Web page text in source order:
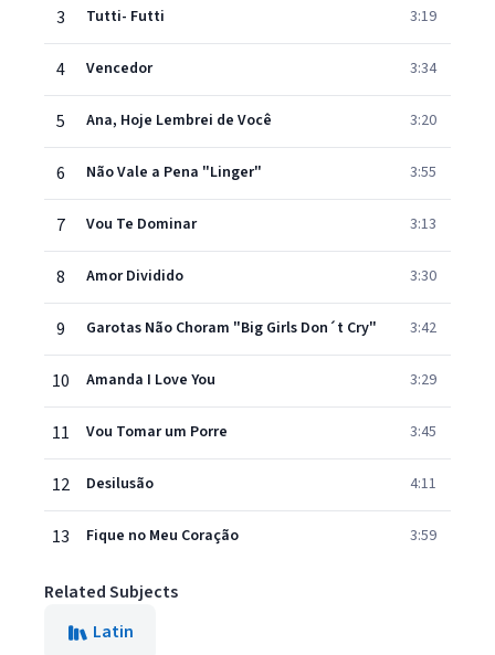
3 Tutti- Futti 3:19
4 Vencedor 3:34
5 Ana, Hoje Lembrei de Você 3:20
6 Não Vale a Pena "Linger" 3:55
7 Vou Te Dominar 3:13
8 Amor Dividido 3:30
9 Garotas Não Choram "Big Girls Don´t Cry" 3:42
10 Amanda I Love You 3:29
11 Vou Tomar um Porre 3:45
12 Desilusão 4:11
13 Fique no Meu Coração 3:59
Related Subjects
Latin